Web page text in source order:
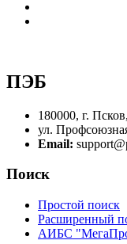
ПЭБ
180000, г. Псков,
ул.
Email:
Поиск
Простой поиск
Расширенный
АИБС